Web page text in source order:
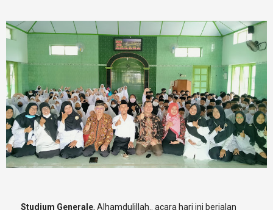
Studium Generale, Alhamdulillah.. acara hari ini berjalan